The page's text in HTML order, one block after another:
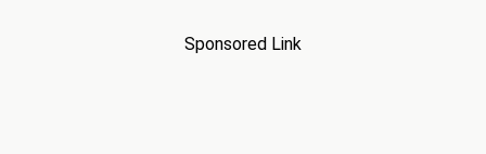
Sponsored Link